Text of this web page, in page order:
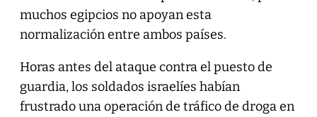
muchos egipcios no apoyan esta
normalización entre ambos países.
Horas antes del ataque contra el puesto de
guardia, los soldados israelíes habían
frustrado una operación de tráfico de droga en